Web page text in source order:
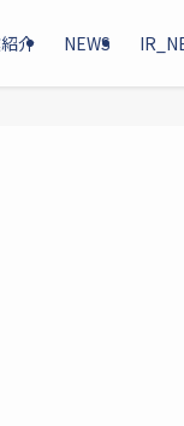
介 NEWS